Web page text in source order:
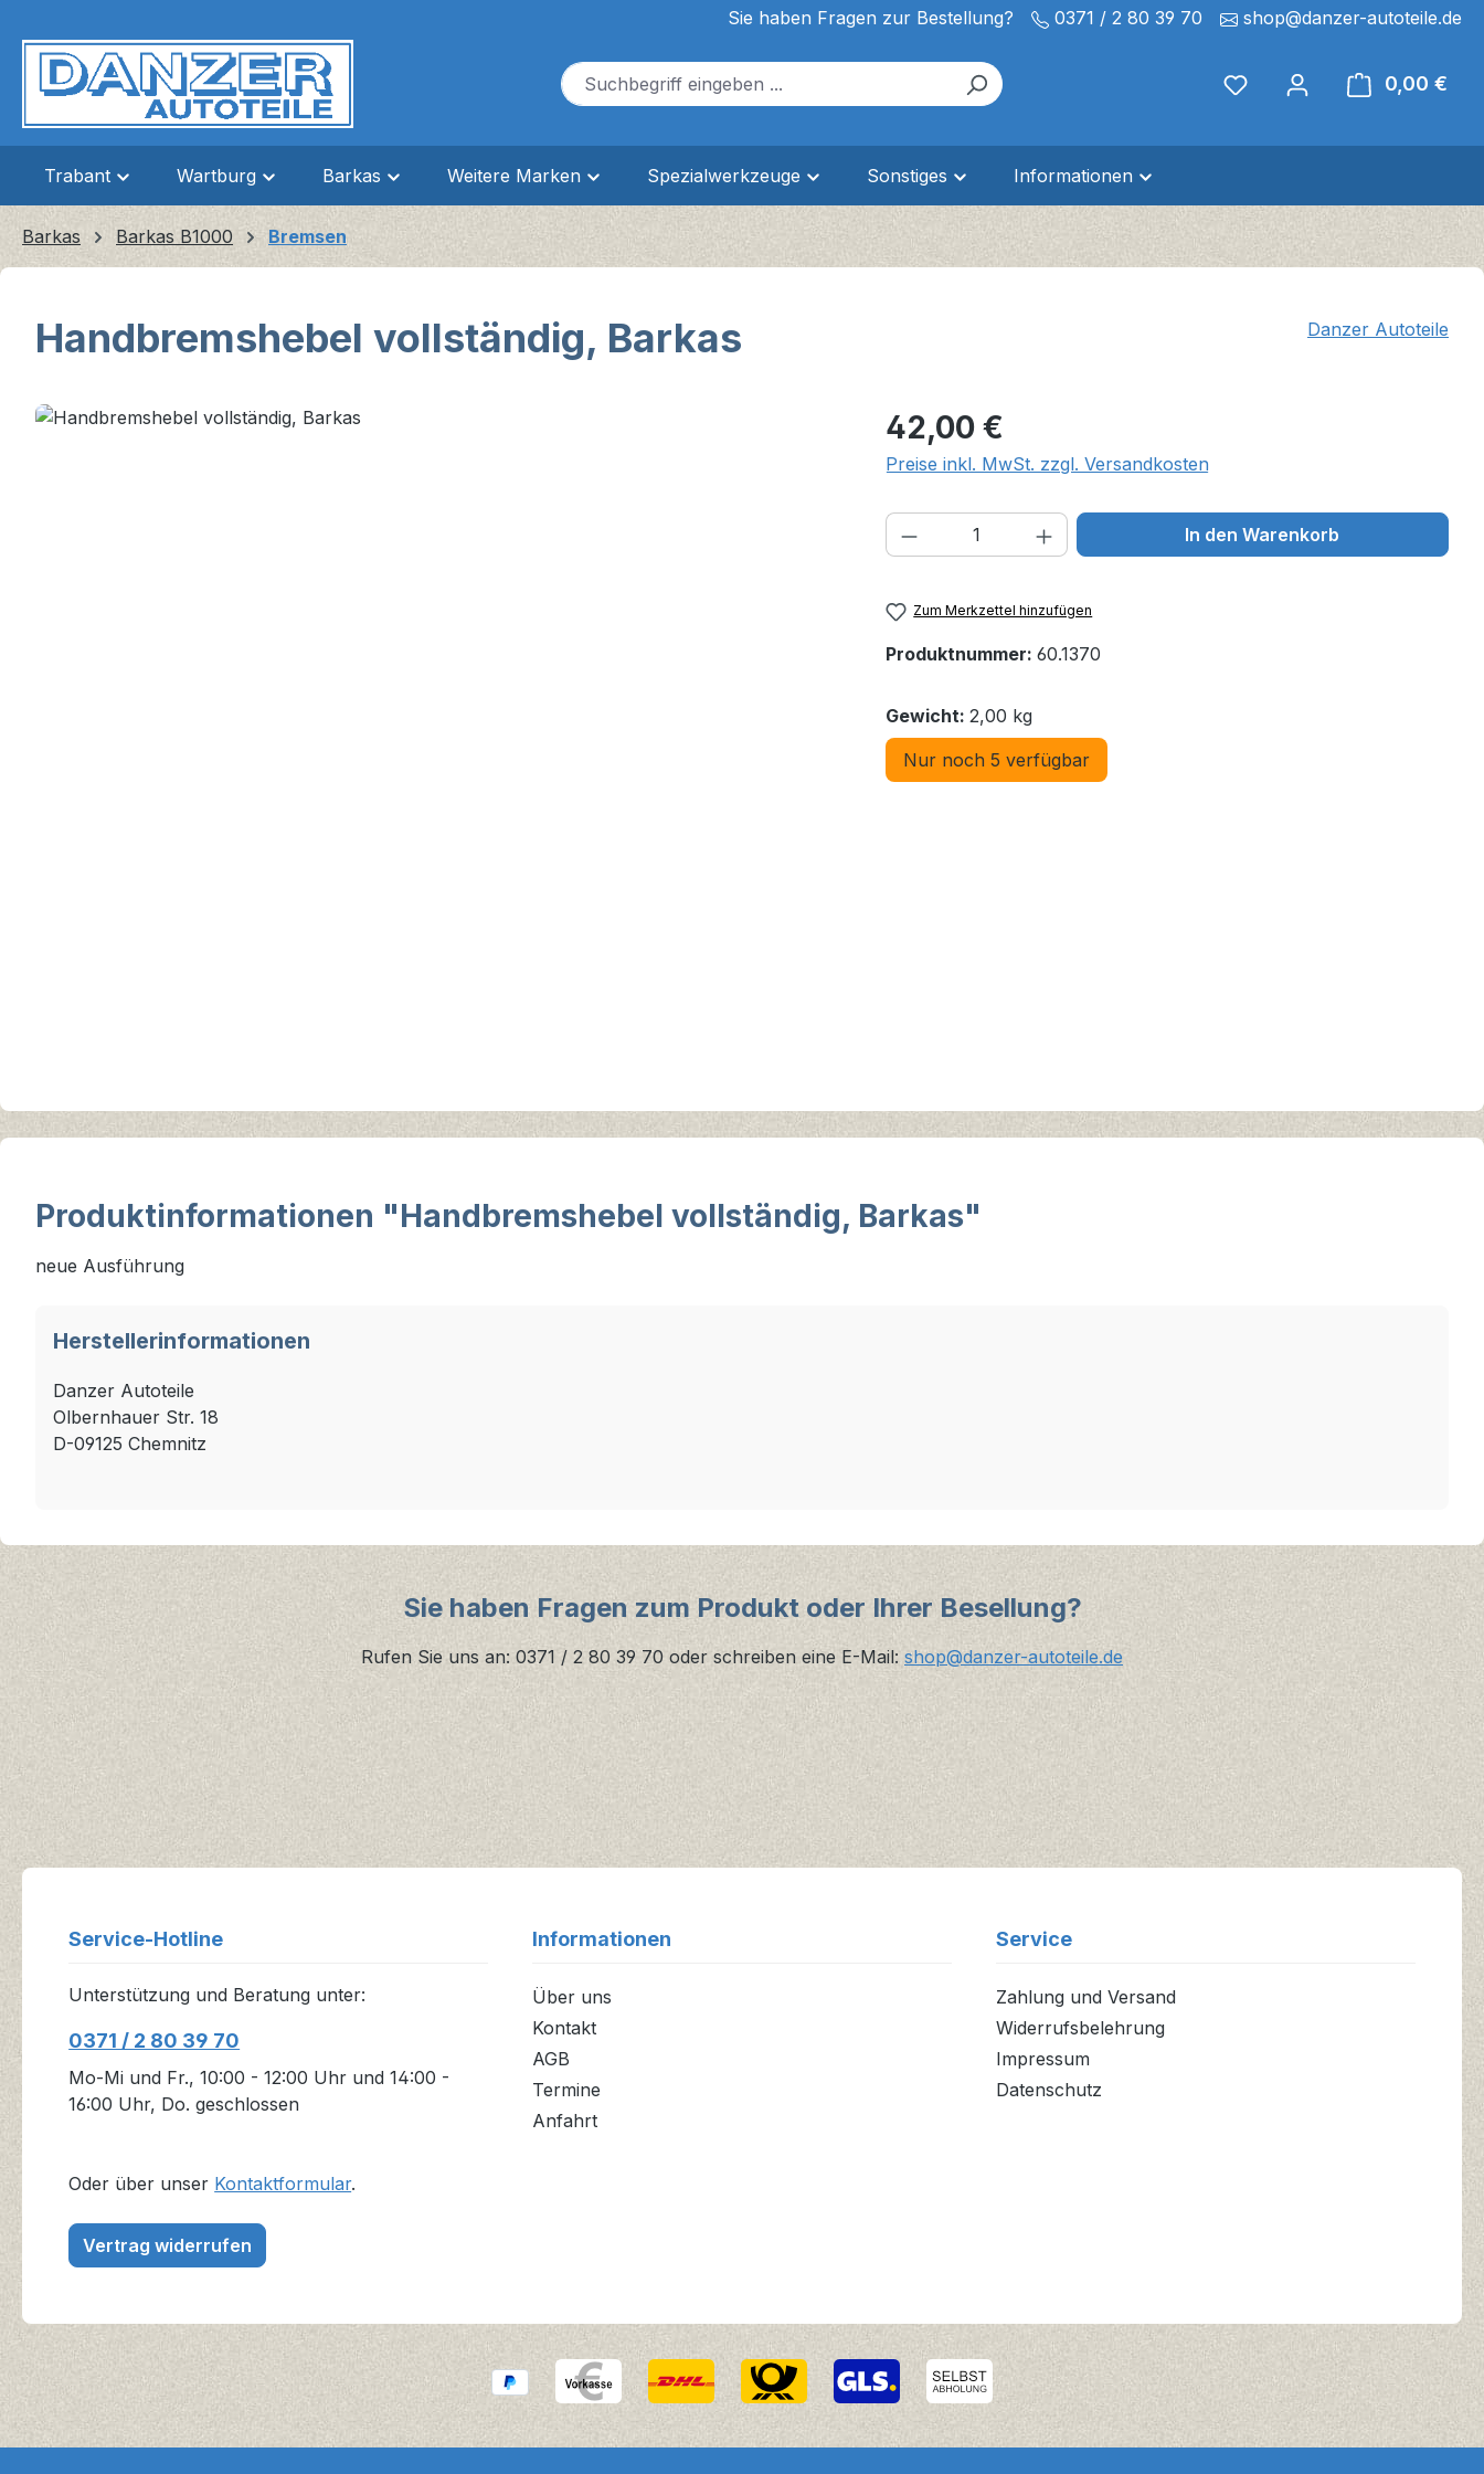
Sie haben Fragen zur Bestellung? 0371 / 2 80 39 70 shop@danzer-autoteile.de
0,00 €
Trabant Wartburg Barkas Weitere Marken Spezialwerkzeuge Sonstiges Informationen
Barkas Barkas B1000 Bremsen
Handbremshebel vollständig, Barkas Danzer Autoteile
Bildergalerie überspringen Regulärer Preis:
42,00 €
Preise inkl. MwSt. zzgl. Versandkosten
Produkt Anzahl: Gib den gewünschten Wert
In den Warenkorb
Zum Merkzettel hinzufügen
Produktnummer: 60.1370
Gewicht: 2,00 kg
Nur noch 5 verfügbar
Produktinformationen "Handbremshebel vollständig, Barkas"
neue Ausführung
Herstellerinformationen
Danzer Autoteile
Olbernhauer Str. 18
D-09125 Chemnitz
Sie haben Fragen zum Produkt oder Ihrer Besellung?
Rufen Sie uns an: 0371 / 2 80 39 70 oder schreiben eine E-Mail: shop@danzer-autoteile.de
Service-Hotline
Unterstützung und Beratung unter:
0371 / 2 80 39 70
Mo-Mi und Fr., 10:00 - 12:00 Uhr und 14:00 -
16:00 Uhr, Do. geschlossen
Oder über unser Kontaktformular.
Vertrag widerrufen
Informationen
Über uns
Kontakt
AGB
Termine
Anfahrt
Service
Zahlung und Versand
Widerrufsbelehrung
Impressum
Datenschutz